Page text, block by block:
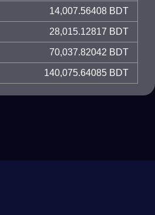
14,007.56408 BDT
28,015.12817 BDT
70,037.82042 BDT
140,075.64085 BDT